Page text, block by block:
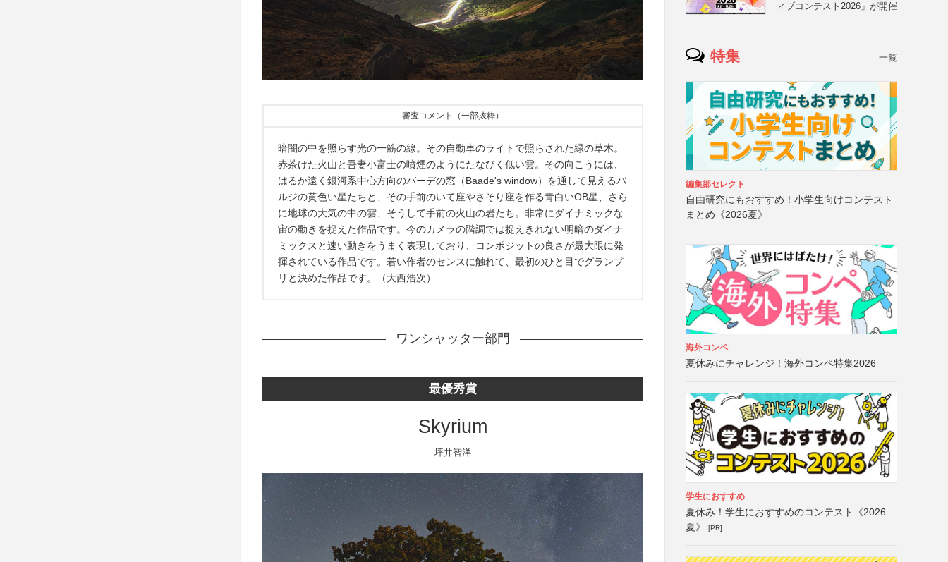
審査コメント（一部抜粋）
暗闇の中を照らす光の一筋の線。その自動車のライトで照らされた緑の草木。
赤茶けた火山と吾妻小富士の噴煙のようにたなびく低い雲。その向こうには、
はるか遠く銀河系中心方向のバーデの窓（Baade's window）を通して見えるバ
ルジの黄色い星たちと、その手前のいて座やさそり座を作る青白いOB星、さら
に地球の大気の中の雲、そうして手前の火山の岩たち。非常にダイナミックな
宙の動きを捉えた作品です。今のカメラの階調では捉えきれない明暗のダイナ
ミックスと速い動きをうまく表現しており、コンポジットの良さが最大限に発
揮されている作品です。若い作者のセンスに触れて、最初のひと目でグランプ
リと決めた作品です。（大西浩次）
ワンシャッター部門
最優秀賞
Skyrium
坪井智洋
ィブコンテスト2026」が開催
特集 一覧
編集部セレクト
自由研究にもおすすめ！小学生向けコンテスト
まとめ《2026夏》
海外コンペ
夏休みにチャレンジ！海外コンペ特集2026
学生におすすめ
夏休み！学生におすすめのコンテスト《2026
夏》
[PR]